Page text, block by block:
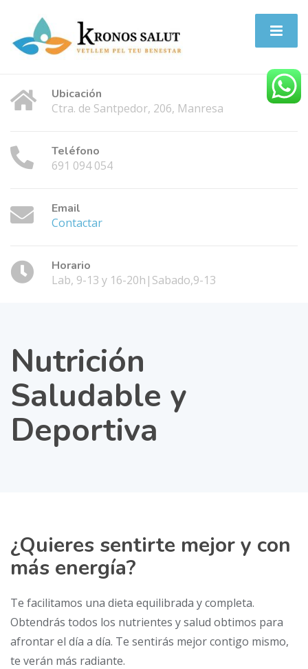
Ubicación
Ctra. de Santpedor, 206, Manresa
Teléfono
691 094 054
Email
Contactar
Horario
Lab, 9-13 y 16-20h|Sabado,9-13
Nutrición
Saludable y
Deportiva
¿Quieres sentirte mejor y con
más energía?
Te facilitamos una dieta equilibrada y completa.
Obtendrás todos los nutrientes y salud obtimos para
afrontar el día a día. Te sentirás mejor contigo mismo,
te verán más radiante.